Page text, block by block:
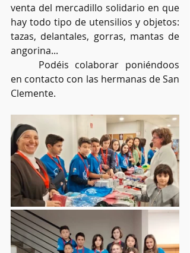
venta del mercadillo solidario en que
hay todo tipo de utensilios y objetos:
tazas, delantales, gorras, mantas de
angorina...
en contacto con las hermanas de San
Clemente.